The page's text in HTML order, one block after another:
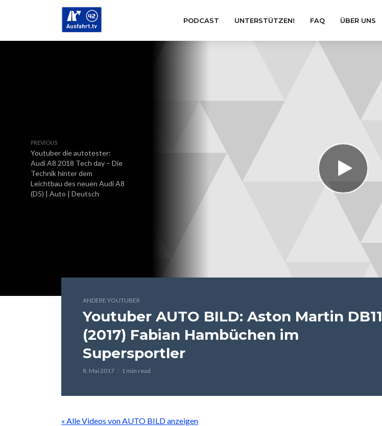
PODCAST UNTERSTÜTZEN! FAQ ÜBER UNS
PREVIOUS
Youtuber die autotester:
Audi A8 2018 Tech day – Die
Technik hinter dem
Leichtbau des neuen Audi A8
(D5) | Auto | Deutsch
ANDERE YOUTUBER
Youtuber AUTO BILD: Aston Martin DB11
(2017) Fabian Hambüchen im
Supersportler
8. Mai 2017 1 min read
« Alle Videos von AUTO BILD anzeigen